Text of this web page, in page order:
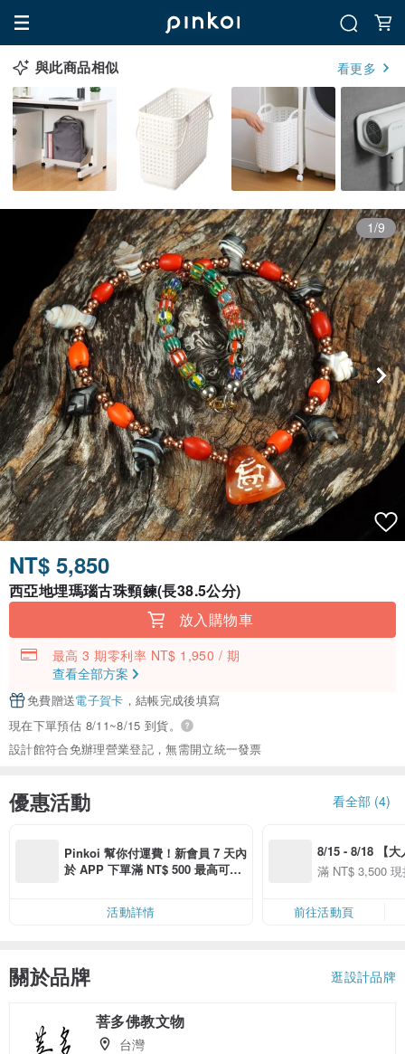
與此商品相似 看更多
1/9
NT$ 5,850
西亞地埋瑪瑙古珠頸鍊(長38.5公分)
放入購物車
最高 3 期零利率 NT$ 1,950 / 期
查看全部方案
免費贈送電子賀卡 ，結帳完成後填寫
現在下單預估 8/11~8/15 到貨。
設計館符合免辦理營業登記，無需開立統一發票
優惠活動 看全部 (4)
Pinkoi 幫你付運費！新會員 7 天內
於 APP 下單滿 NT$ 500 最高可折
活動詳情
8/15 - 8/18 【大
季】滿
滿 NT$ 3,500
前往活動頁
關於品牌 逛設計品牌
菩多佛教文物
台灣